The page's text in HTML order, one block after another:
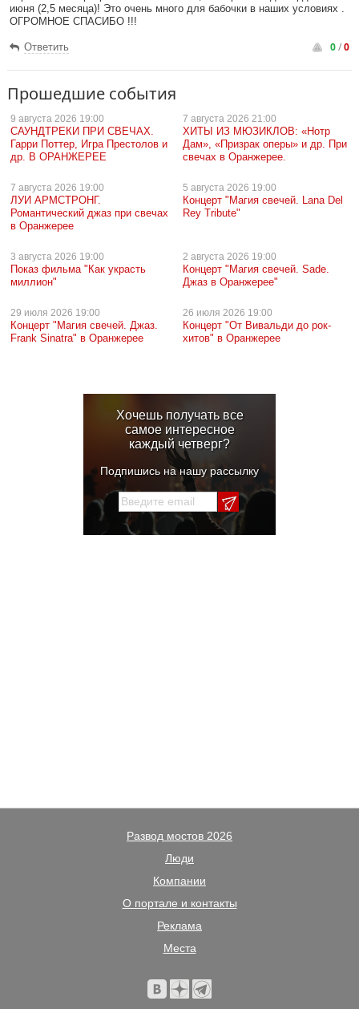
июня (2,5 месяца)! Это очень много для бабочки в наших условиях .
ОГРОМНОЕ СПАСИБО !!!
Ответить 0/0
Прошедшие события
9 августа 2026 19:00
САУНДТРЕКИ ПРИ СВЕЧАХ.
Гарри Поттер, Игра Престолов и
др. В ОРАНЖЕРЕЕ
7 августа 2026 21:00
ХИТЫ ИЗ МЮЗИКЛОВ: «Нотр
Дам», «Призрак оперы» и др. При
свечах в Оранжерее.
7 августа 2026 19:00
ЛУИ АРМСТРОНГ.
Романтический джаз при свечах
в Оранжерее
5 августа 2026 19:00
Концерт "Магия свечей. Lana Del
Rey Tribute"
3 августа 2026 19:00
Показ фильма "Как украсть
миллион"
2 августа 2026 19:00
Концерт "Магия свечей. Sade.
Джаз в Оранжерее"
29 июля 2026 19:00
Концерт "Магия свечей. Джаз.
Frank Sinatra" в Оранжерее
26 июля 2026 19:00
Концерт "От Вивальди до рок-
хитов" в Оранжерее
Хочешь получать все
самое интересное
каждый четверг?
Подпишись на нашу рассылку
Развод мостов 2026
Люди
Компании
О портале и контакты
Реклама
Места